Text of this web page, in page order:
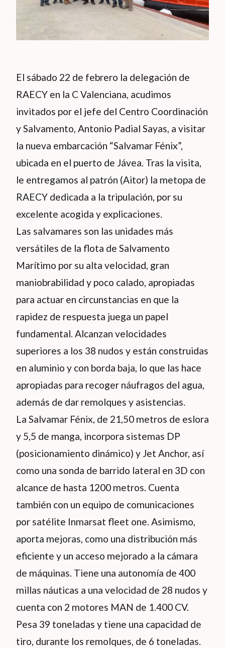
El sábado 22 de febrero la delegación de
RAECY en la C Valenciana, acudimos
invitados por el jefe del Centro Coordinación
y Salvamento, Antonio Padial Sayas, a visitar
la nueva embarcación “Salvamar Fénix”,
ubicada en el puerto de Jávea. Tras la visita,
le entregamos al patrón (Aitor) la metopa de
RAECY dedicada a la tripulación, por su
excelente acogida y explicaciones.
Las salvamares son las unidades más
versátiles de la flota de Salvamento
Marítimo por su alta velocidad, gran
maniobrabilidad y poco calado, apropiadas
para actuar en circunstancias en que la
rapidez de respuesta juega un papel
fundamental. Alcanzan velocidades
superiores a los 38 nudos y están construidas
en aluminio y con borda baja, lo que las hace
apropiadas para recoger náufragos del agua,
además de dar remolques y asistencias.
La Salvamar Fénix, de 21,50 metros de eslora
y 5,5 de manga, incorpora sistemas DP
(posicionamiento dinámico) y Jet Anchor, así
como una sonda de barrido lateral en 3D con
alcance de hasta 1200 metros. Cuenta
también con un equipo de comunicaciones
por satélite Inmarsat fleet one. Asimismo,
aporta mejoras, como una distribución más
eficiente y un acceso mejorado a la cámara
de máquinas. Tiene una autonomía de 400
millas náuticas a una velocidad de 28 nudos y
cuenta con 2 motores MAN de 1.400 CV.
Pesa 39 toneladas y tiene una capacidad de
tiro, durante los remolques, de 6 toneladas.